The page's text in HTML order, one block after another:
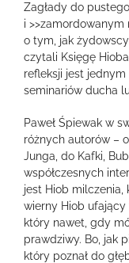
Zagłady do
i >>zamordowanym
o tym, jak
czytali Księgę
refleksji jest
seminariów ducha
Paweł Śpiewak w
różnych autorów –
Junga, do Kafki,
współczesnych
jest Hiob milczenia,
wierny Hiob ufający
który nawet, gdy
prawdziwy. Bo, jak
który poznał do